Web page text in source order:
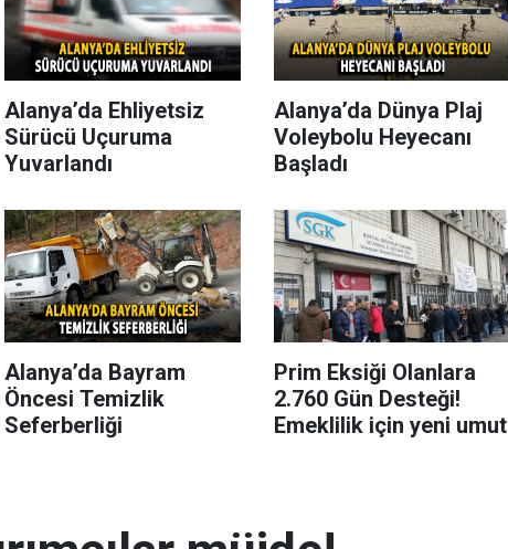
Alanya’da Ehliyetsiz
Sürücü Uçuruma
Yuvarlandı
Alanya’da Dünya Plaj
Voleybolu Heyecanı
Başladı
Alanya’da Bayram
Öncesi Temizlik
Seferberliği
Prim Eksiği Olanlara
2.760 Gün Desteği!
Emeklilik için yeni umut